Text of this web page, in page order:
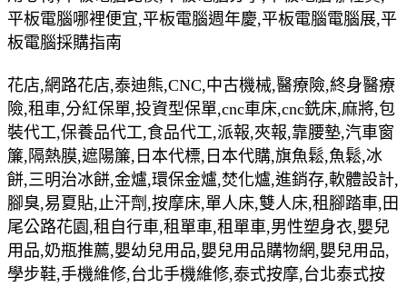
平板電腦哪裡便宜,平板電腦週年慶,平板電腦電腦展,平
板電腦採購指南
花店,網路花店,泰迪熊,CNC,中古機械,醫療險,終身醫療
險,租車,分紅保單,投資型保單,cnc車床,cnc銑床,麻將,包
裝代工,保養品代工,食品代工,派報,夾報,靠腰墊,汽車窗
簾,隔熱膜,遮陽簾,日本代標,日本代購,旗魚鬆,魚鬆,冰
餅,三明治冰餅,金爐,環保金爐,焚化爐,進銷存,軟體設計,
腳臭,易夏貼,止汗劑,按摩床,單人床,雙人床,租腳踏車,田
尾公路花園,租自行車,租單車,租單車,男性塑身衣,嬰兒
用品,奶瓶推薦,嬰幼兒用品,嬰兒用品購物網,嬰兒用品,
學步鞋,手機維修,台北手機維修,泰式按摩,台北泰式按